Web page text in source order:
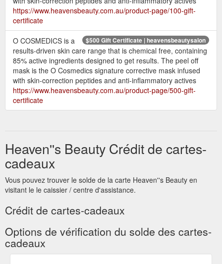
https://www.heavensbeauty.com.au/product-page/100-gift-
certificate
$500 Gift Certificate | heavensbeautysalon
O COSMEDICS is a
results-driven skin care range that is chemical free, containing
85% active ingredients designed to get results. The peel off
mask is the O Cosmedics signature corrective mask infused
with skin-correction peptides and anti-inflammatory actives
https://www.heavensbeauty.com.au/product-page/500-gift-
certificate
Heaven''s Beauty Crédit de cartes-
cadeaux
Vous pouvez trouver le solde de la carte Heaven''s Beauty en
visitant le le caissier / centre d'assistance.
Crédit de cartes-cadeaux
Options de vérification du solde des cartes-
cadeaux